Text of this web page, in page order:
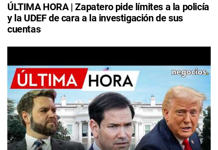
ÚLTIMA HORA | Zapatero pide límites a la policía
y la UDEF de cara a la investigación de sus
cuentas